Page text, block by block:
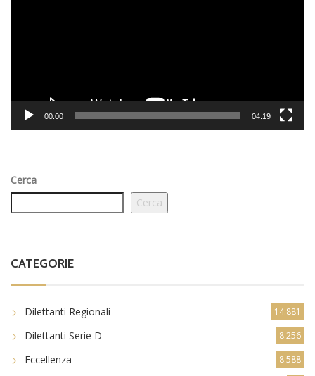
00:00 04:19
Cerca
Cerca
CATEGORIE
Dilettanti Regionali 14.881
Dilettanti Serie D 8.256
Eccellenza 8.588